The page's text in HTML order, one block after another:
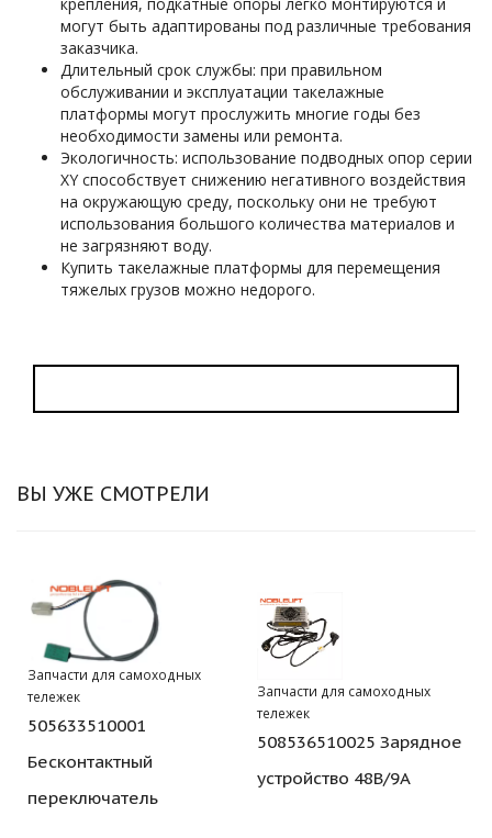
могут быть адаптированы под различные требования
заказчика.
Длительный срок службы: при правильном
обслуживании и эксплуатации такелажные
платформы могут прослужить многие годы без
необходимости замены или ремонта.
Экологичность: использование подводных опор серии
XY способствует снижению негативного воздействия
на окружающую среду, поскольку они не требуют
использования большого количества материалов и
не загрязняют воду.
Купить такелажные платформы для перемещения
тяжелых грузов можно недорого.
ВЫ УЖЕ СМОТРЕЛИ
Запчасти для самоходных
тележек
505633510001
Бесконтактный
переключатель
Запчасти для самоходных
тележек
508536510025 Зарядное
устройство 48В/9А